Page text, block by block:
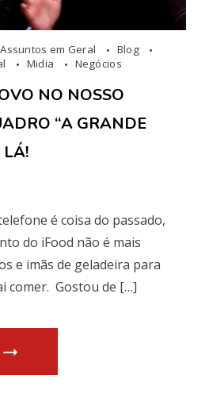
Assuntos em Geral
Blog
Midia Negócios
NO NOSSO
“A GRANDE
LÁ!
é coisa do passado,
do iFood não é mais
e imãs de geladeira para
comer. Gostou de […]